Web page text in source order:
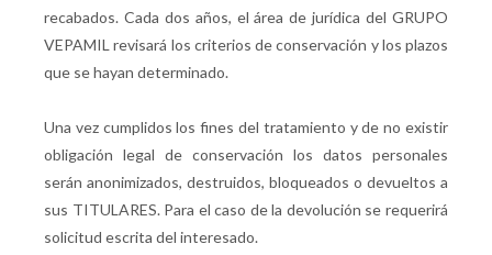
recabados. Cada dos años, el área de jurídica del GRUPO
VEPAMIL revisará los criterios de conservación y los plazos
que se hayan determinado.
Una vez cumplidos los fines del tratamiento y de no existir
obligación legal de conservación los datos personales
serán anonimizados, destruidos, bloqueados o devueltos a
sus TITULARES. Para el caso de la devolución se requerirá
solicitud escrita del interesado.